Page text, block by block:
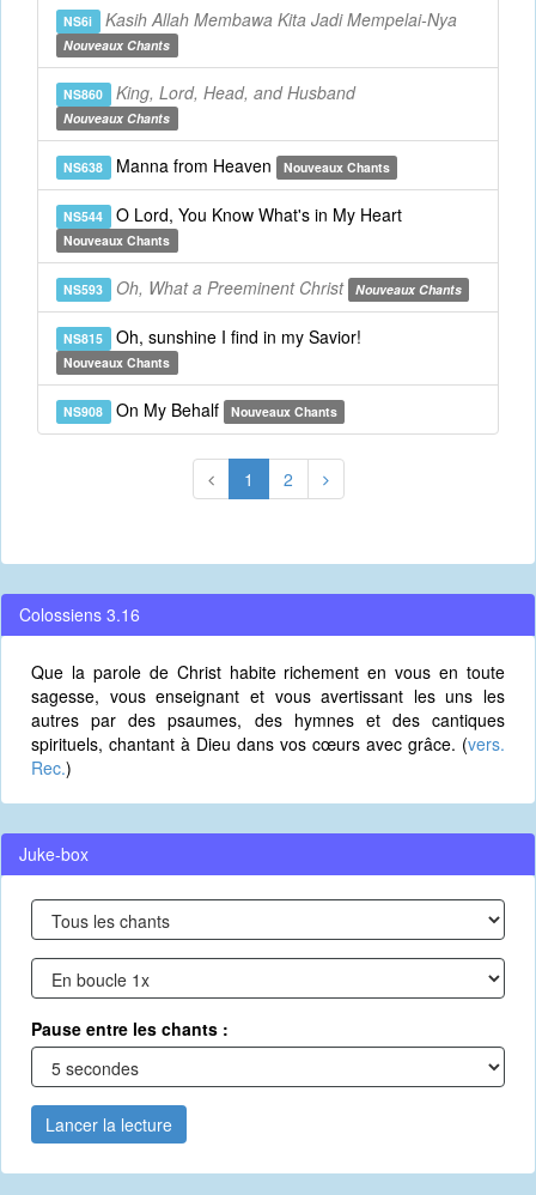
NS6i Kasih Allah Membawa Kita Jadi Mempelai-Nya
Nouveaux Chants
NS860 King, Lord, Head, and Husband
Nouveaux Chants
NS638 Manna from Heaven Nouveaux Chants
NS544 O Lord, You Know What's in My Heart
Nouveaux Chants
NS593 Oh, What a Preeminent Christ Nouveaux Chants
NS815 Oh, sunshine I find in my Savior!
Nouveaux Chants
NS908 On My Behalf Nouveaux Chants
1 2
Colossiens 3.16
Que la parole de Christ habite richement en vous en toute
sagesse, vous enseignant et vous avertissant les uns les
autres par des psaumes, des hymnes et des cantiques
spirituels, chantant à Dieu dans vos cœurs avec grâce. (vers.
Rec.)
Juke-box
Pause entre les chants :
Lancer la lecture